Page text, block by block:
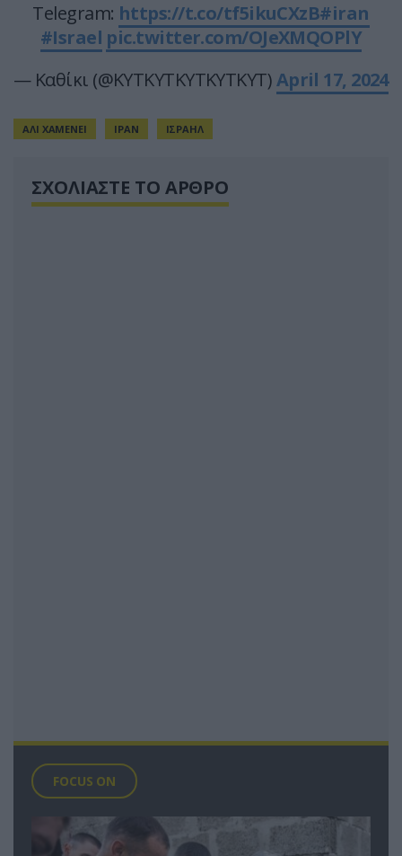
Telegram: https://t.co/tf5ikuCXzB#iran
#Israel pic.twitter.com/OJeXMQOPlY
— Καθίκι (@KYTKYTKYTKYTKYT)April 17, 2024
ΑΛΙ ΧΑΜΕΝΕΙ ΙΡΑΝ ΙΣΡΑΗΛ
ΣΧΟΛΙΑΣΤΕ ΤΟ ΑΡΘΡΟ
FOCUS ON